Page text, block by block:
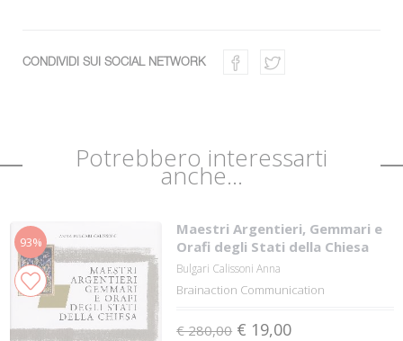
CONDIVIDI SUI SOCIAL NETWORK
Potrebbero interessarti
anche...
93%
Maestri Argentieri, Gemmari e
Orafi degli Stati della Chiesa
Bulgari Calissoni Anna
Brainaction Communication
€ 280,00 € 19,00